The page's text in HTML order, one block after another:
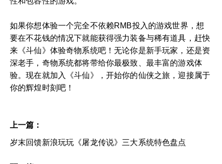
如果你想体验一个完全不依赖RMB投入的游戏世界，想
要在不花钱的情况下就能获得强力装备与稀有道具，赶快
来《斗仙》体验奇物系统吧！无论你是新手玩家，还是资
深老手，奇物系统都将带给你最极致、最丰富的游戏体
验。现在就加入《斗仙》，开始你的仙侠之旅，迎接属于
你的辉煌时刻吧！
上一篇：
岁末回馈新浪玩玩《屠龙传说》三大系统特色盘点